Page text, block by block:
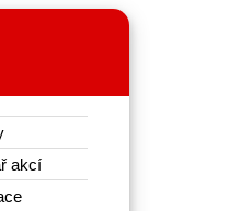
akcí